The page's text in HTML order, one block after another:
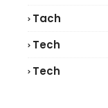
Tach
Tech
Tech